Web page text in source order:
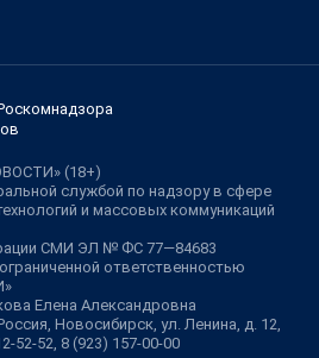
(18+)
службой по надзору в сфере
и массовых коммуникаций
СМИ ЭЛ № ФС 77—84683
ответственностью
Елена Александровна
Новосибирск, ул. Ленина, д. 12,
52-52, 8 (923) 157-00-00